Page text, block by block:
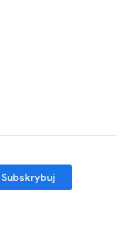
Subskrybuj